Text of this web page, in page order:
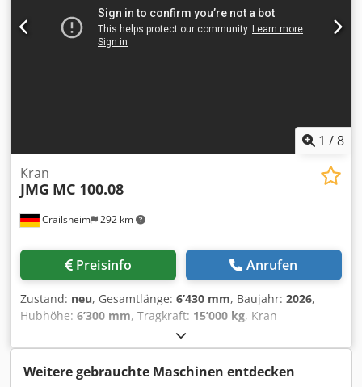
1 /8
Crailsheim 292 km
Kran
JMG MC 100.08
Preisinfo Anrufen
Zustand: neu, Gesamtlänge: 6’430 mm, Baujahr: 2026,
Hubhöhe: 6’300 mm, Tragkraft: 15’000 kg, Kran
Cedpezriblefx Akcsrf JMG MC 100.08 Antrieb Elektro
Baujahr 2026 Hubhöhe (mm) 6.300 Tragkraft (kg) 15.000
Weitere gebrauchte Maschinen entdecken